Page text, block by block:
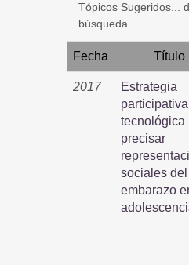
Tópicos Sugeridos...
búsqueda.
Fecha Título
2017
Estrategia
tecnológica
precisar
sociales del
embarazo